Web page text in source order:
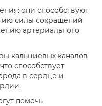
они способствуют
силы сокращений
артериального
кальциевых каналов
способствует
в сердце и
помочь